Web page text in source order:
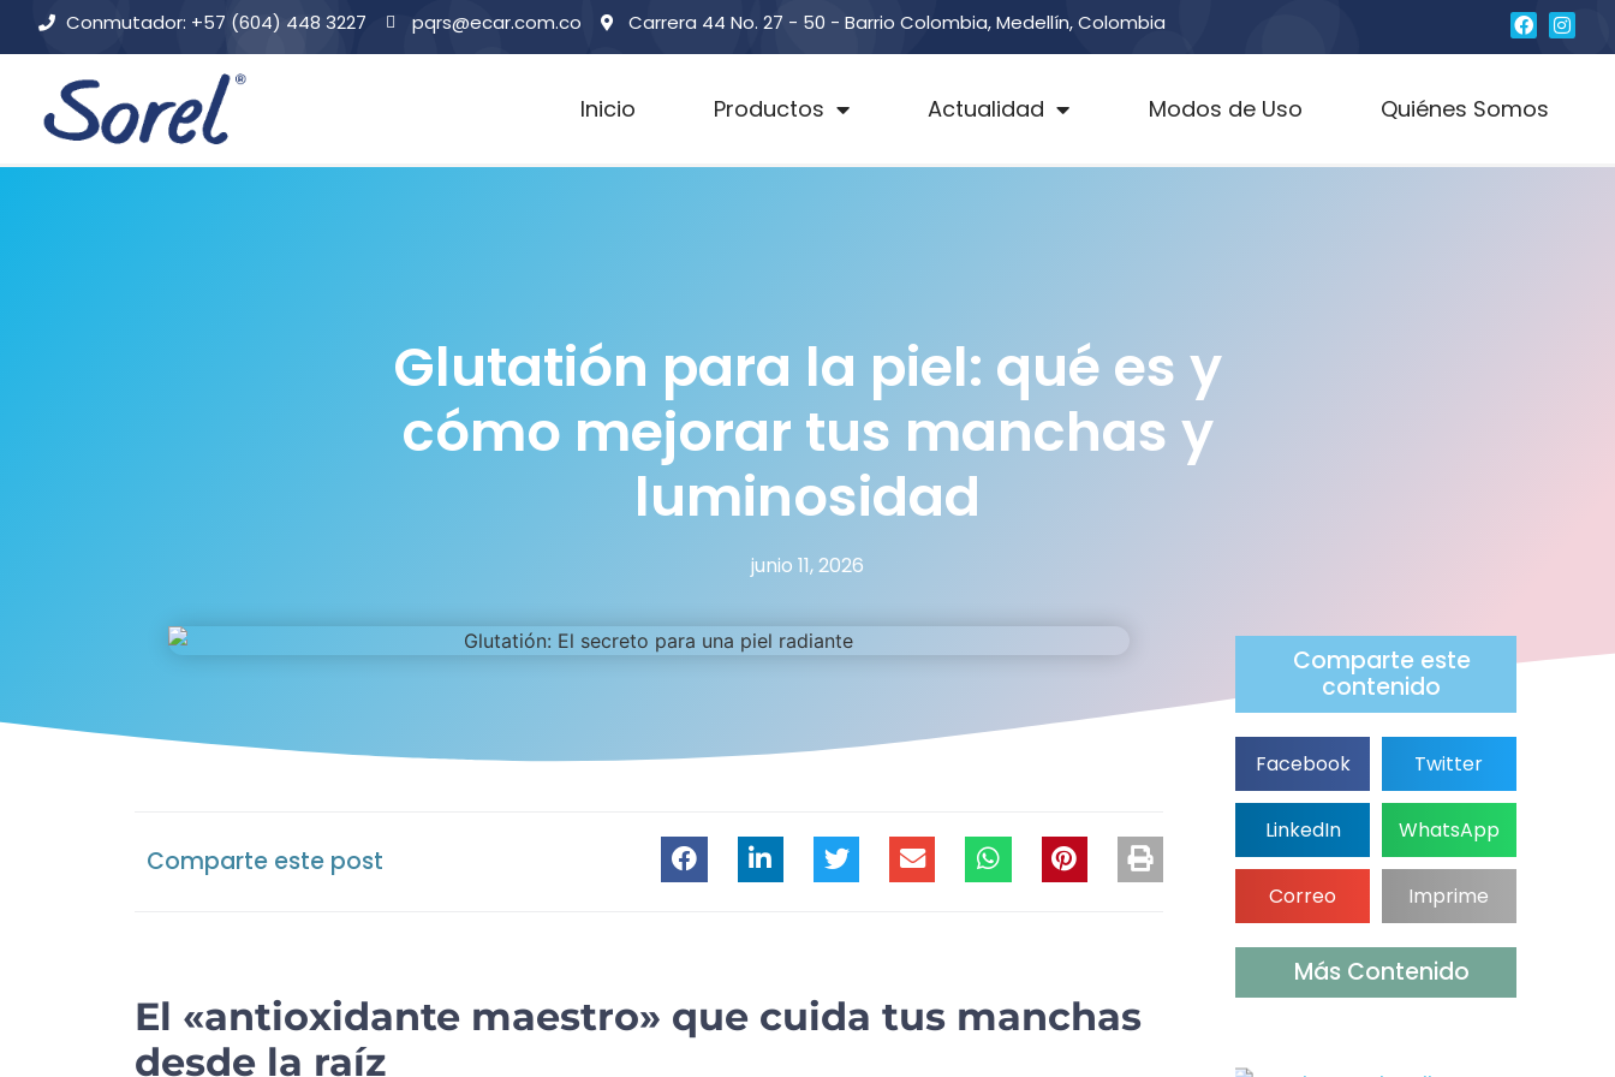
Conmutador: +57 (604) 448 3227 pqrs@ecar.com.co Carrera 44 No. 27 - 50 - Barrio Colombia, Medellín, Colombia
Inicio Productos Actualidad Modos de Uso Quiénes Somos
Glutatión para la piel: qué es y
cómo mejorar tus manchas y
luminosidad
junio 11, 2026
Comparte este post
El «antioxidante maestro» que cuida tus manchas
desde la raíz
Comparte este
contenido
Facebook Twitter
LinkedIn WhatsApp
Correo Imprime
Más Contenido